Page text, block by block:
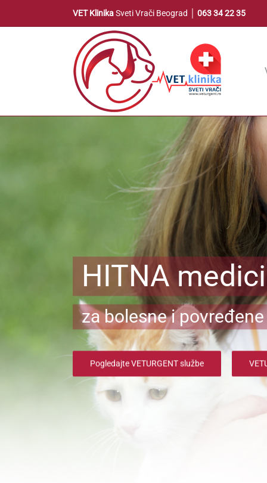
content
VET KlinikaSveti Vrači Beograd │ 063 34 22 35
HITNA
za bolesne i
Pogledajte VETURGENT službe